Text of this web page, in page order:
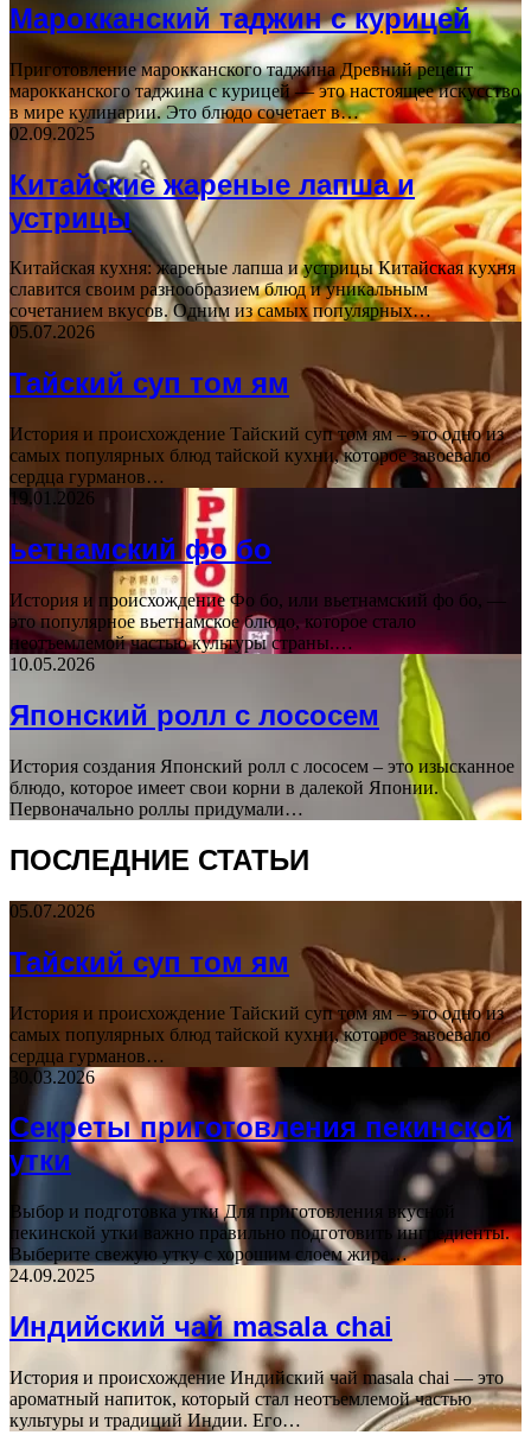
Марокканский таджин с курицей
Приготовление марокканского таджина Древний рецепт
марокканского таджина с курицей — это настоящее искусство
в мире кулинарии. Это блюдо сочетает в…
02.09.2025
Китайские жареные лапша и
устрицы
Китайская кухня: жареные лапша и устрицы Китайская кухня
славится своим разнообразием блюд и уникальным
сочетанием вкусов. Одним из самых популярных…
05.07.2026
Тайский суп том ям
История и происхождение Тайский суп том ям – это одно из
самых популярных блюд тайской кухни, которое завоевало
сердца гурманов…
19.01.2026
ьетнамский фо бо
История и происхождение Фо бо, или вьетнамский фо бо, —
это популярное вьетнамское блюдо, которое стало
неотъемлемой частью культуры страны.…
10.05.2026
Японский ролл с лососем
История создания Японский ролл с лососем – это изысканное
блюдо, которое имеет свои корни в далекой Японии.
Первоначально роллы придумали…
ПОСЛЕДНИЕ СТАТЬИ
05.07.2026
Тайский суп том ям
История и происхождение Тайский суп том ям – это одно из
самых популярных блюд тайской кухни, которое завоевало
сердца гурманов…
30.03.2026
Секреты приготовления пекинской
утки
Выбор и подготовка утки Для приготовления вкусной
пекинской утки важно правильно подготовить ингредиенты.
Выберите свежую утку с хорошим слоем жира…
24.09.2025
Индийский чай masala chai
История и происхождение Индийский чай masala chai — это
ароматный напиток, который стал неотъемлемой частью
культуры и традиций Индии. Его…